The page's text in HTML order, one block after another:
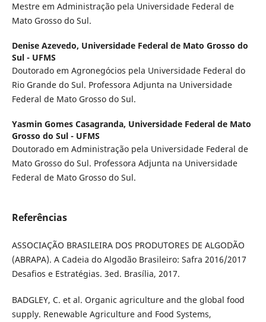
Mestre em Administração pela Universidade Federal de
Mato Grosso do Sul.
Denise Azevedo, Universidade Federal de Mato Grosso do
Sul - UFMS
Doutorado em Agronegócios pela Universidade Federal do
Rio Grande do Sul. Professora Adjunta na Universidade
Federal de Mato Grosso do Sul.
Yasmin Gomes Casagranda, Universidade Federal de Mato
Grosso do Sul - UFMS
Doutorado em Administração pela Universidade Federal de
Mato Grosso do Sul. Professora Adjunta na Universidade
Federal de Mato Grosso do Sul.
Referências
ASSOCIAÇÃO BRASILEIRA DOS PRODUTORES DE ALGODÃO
(ABRAPA). A Cadeia do Algodão Brasileiro: Safra 2016/2017
Desafios e Estratégias. 3ed. Brasília, 2017.
BADGLEY, C. et al. Organic agriculture and the global food
supply. Renewable Agriculture and Food Systems,